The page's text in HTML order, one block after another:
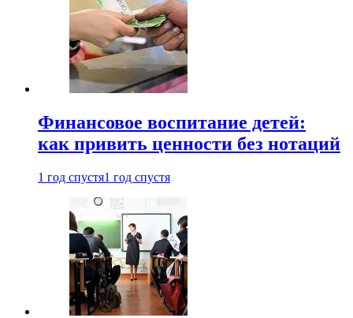
Финансовое воспитание детей:
как привить ценности без нотаций
1 год спустя1 год спустя